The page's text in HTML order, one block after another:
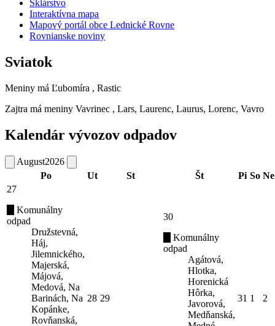
Sklárstvo
Interaktívna mapa
Mapový portál obce Lednické Rovne
Rovnianske noviny
Sviatok
Meniny má Ľubomíra , Rastic
Zajtra má meniny Vavrinec , Lars, Laurenc, Laurus, Lorenc, Vavro
Kalendár vývozov odpadov
August2026
Po
Ut St Št Pi So Ne
27
Komunálny
odpad
Družstevná,
Háj,
Jilemnického,
Majerská,
Májová,
Medová, Na
Barinách, Na
Kopánke,
Rovňanská,
28 29
30
Komunálny
odpad
Agátová,
Hlotka,
Horenická
Hôrka,
Javorová,
Medňanská,
31 1 2